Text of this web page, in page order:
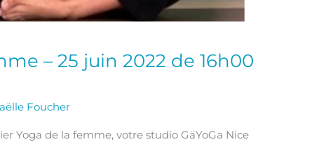
– 25 juin 2022 de 16h00
Foucher
Yoga de la femme, votre studio GäYoGa Nice